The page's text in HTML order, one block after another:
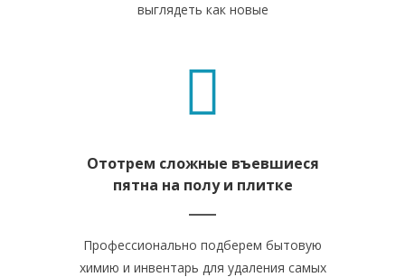
выглядеть как новые
Ототрем сложные въевшиеся
пятна на полу и плитке
Профессионально подберем бытовую
химию и инвентарь для удаления самых